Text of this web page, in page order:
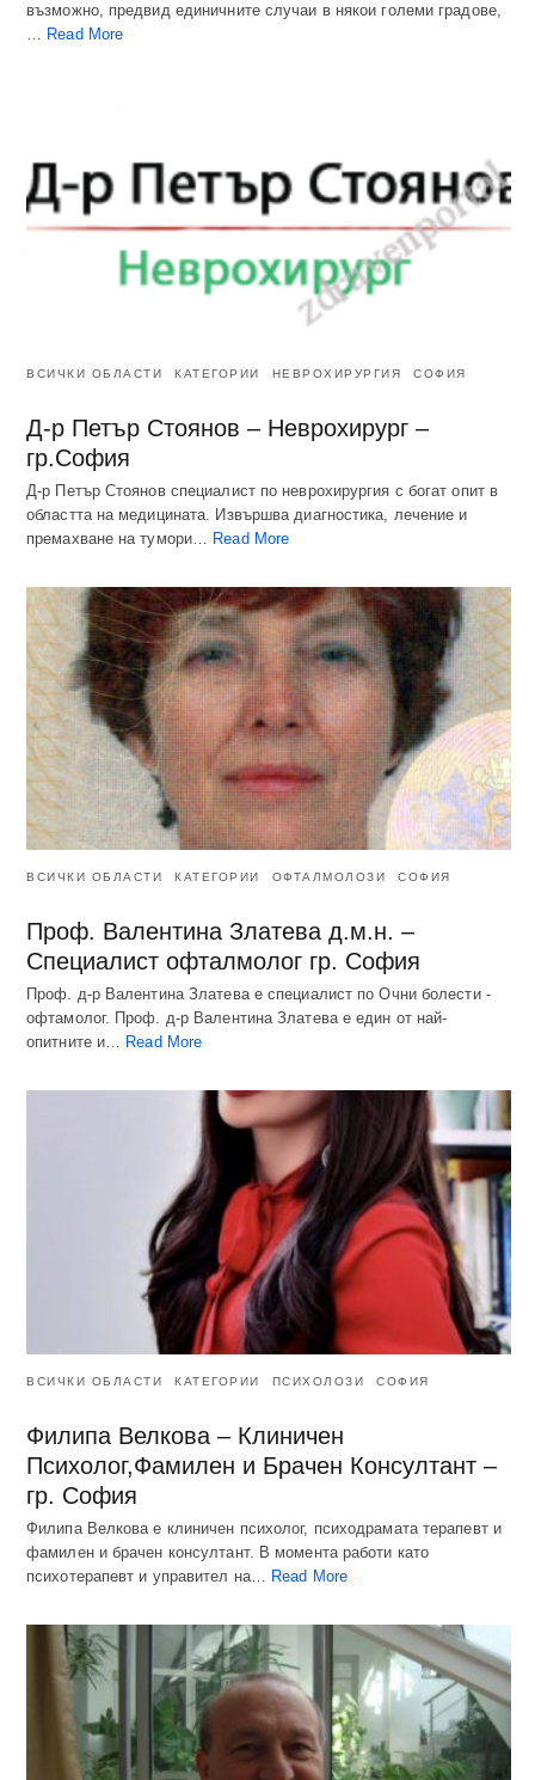
възможно, предвид единичните случаи в някои големи градове,
… Read More
ВСИЧКИ ОБЛАСТИ КАТЕГОРИИ НЕВРОХИРУРГИЯ СОФИЯ
Д-р Петър Стоянов – Неврохирург –
гр.София
Д-р Петър Стоянов специалист по неврохирургия с богат опит в
областта на медицината. Извършва диагностика, лечение и
премахване на тумори…
Read More
ВСИЧКИ ОБЛАСТИ КАТЕГОРИИ ОФТАЛМОЛОЗИ СОФИЯ
Проф. Валентина Златева д.м.н. –
Специалист офталмолог гр. София
Проф. д-р Валентина Златева е специалист по Очни болести -
офтамолог. Проф. д-р Валентина Златева е един от най-
опитните и… Read More
ВСИЧКИ ОБЛАСТИ КАТЕГОРИИ ПСИХОЛОЗИ СОФИЯ
Филипа Велкова – Клиничен
Психолог,Фамилен и Брачен Консултант –
гр. София
Филипа Велкова е клиничен психолог, психодрамата терапевт и
фамилен и брачен консултант. В момента работи като
психотерапевт и управител на… Read More